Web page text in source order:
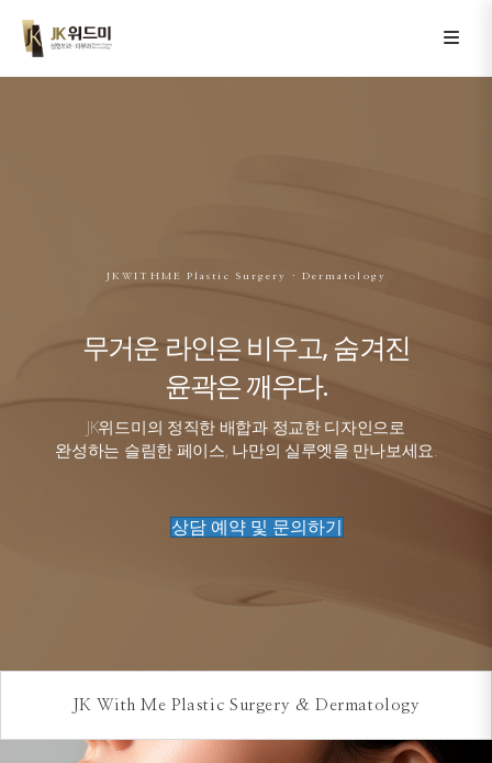
JKWITHME Plastic Surgery · Dermatology
무거운 라인은 비우고, 숨겨진
윤곽은 깨우다.
JK위드미의 정직한 배합과 정교한 디자인으로
완성하는 슬림한 페이스, 나만의 실루엣을 만나보세요.
상담 예약 및 문의하기
JK With Me Plastic Surgery & Dermatology